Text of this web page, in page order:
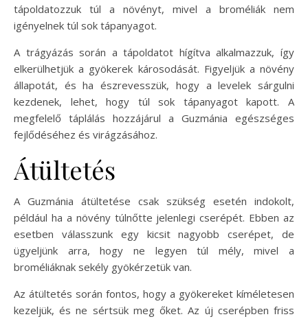
tápoldatozzuk túl a növényt, mivel a broméliák nem
igényelnek túl sok tápanyagot.
A trágyázás során a tápoldatot hígítva alkalmazzuk, így
elkerülhetjük a gyökerek károsodását. Figyeljük a növény
állapotát, és ha észrevesszük, hogy a levelek sárgulni
kezdenek, lehet, hogy túl sok tápanyagot kapott. A
megfelelő táplálás hozzájárul a Guzmánia egészséges
fejlődéséhez és virágzásához.
Átültetés
A Guzmánia átültetése csak szükség esetén indokolt,
például ha a növény túlnőtte jelenlegi cserépét. Ebben az
esetben válasszunk egy kicsit nagyobb cserépet, de
ügyeljünk arra, hogy ne legyen túl mély, mivel a
broméliáknak sekély gyökérzetük van.
Az átültetés során fontos, hogy a gyökereket kíméletesen
kezeljük, és ne sértsük meg őket. Az új cserépben friss